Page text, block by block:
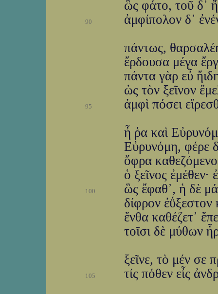
ὣς φάτο, τοῦ δ᾽
90
ἀμφίπολον δ᾽
πάντως,
ἔρδουσα μέγα
πάντα γὰρ εὖ
ὡς τὸν ξεῖνον
95
ἀμφὶ πόσει
ἦ ῥα καὶ
Εὐρυνόμη, φέρε
ὄφρα
ὁ ξεῖνος ἐμέθεν·
100
ὣς ἔφαθ᾽, ἡ δὲ
δίφρον ἐΰξεστον
ἔνθα καθέζετ᾽
τοῖσι δὲ μύθων
ξεῖνε, τὸ μέν σε
105
τίς πόθεν εἶς